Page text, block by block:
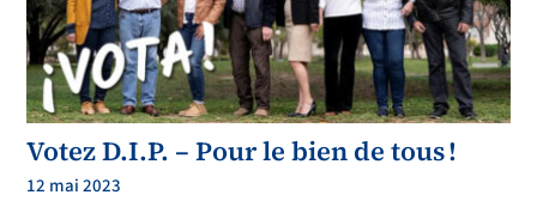
Votez D.I.P. – Pour le bien de tous !
12 mai 2023